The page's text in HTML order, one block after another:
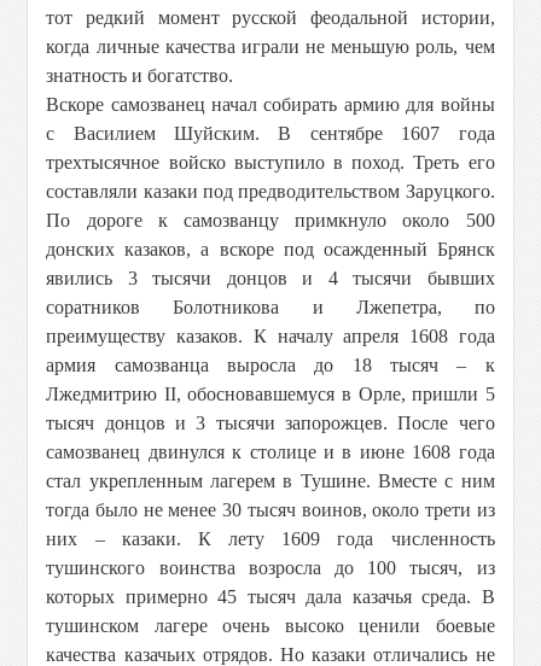
тот редкий момент русской феодальной истории,
когда личные качества играли не меньшую роль, чем
знатность и богатство.
Вскоре самозванец начал собирать армию для войны
с Василием Шуйским. В сентябре 1607 года
трехтысячное войско выступило в поход. Треть его
составляли казаки под предводительством Заруцкого.
По дороге к самозванцу примкнуло около 500
донских казаков, а вскоре под осажденный Брянск
явились 3 тысячи донцов и 4 тысячи бывших
соратников Болотникова и Лжепетра, по
преимуществу казаков. К началу апреля 1608 года
армия самозванца выросла до 18 тысяч – к
Лжедмитрию II, обосновавшемуся в Орле, пришли 5
тысяч донцов и 3 тысячи запорожцев. После чего
самозванец двинулся к столице и в июне 1608 года
стал укрепленным лагерем в Тушине. Вместе с ним
тогда было не менее 30 тысяч воинов, около трети из
них – казаки. К лету 1609 года численность
тушинского воинства возросла до 100 тысяч, из
которых примерно 45 тысяч дала казачья среда. В
тушинском лагере очень высоко ценили боевые
качества казачьих отрядов. Но казаки отличались не